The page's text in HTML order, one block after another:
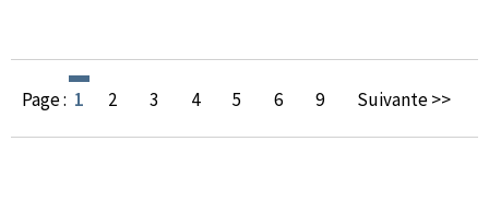
Page : 1 2 3 4 5 6 9 Suivante >>